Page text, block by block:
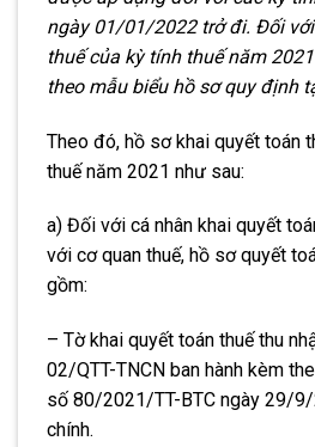
ngày 01/01/2022 trở đi. Đối
thuế của kỳ tính thuế năm
theo mẫu biểu hồ sơ quy định
Theo đó, hồ sơ khai quyết toán
thuế năm 2021 như sau:
a) Đối với cá nhân khai quyết
với cơ quan thuế, hồ sơ quyết
gồm:
– Tờ khai quyết toán thuế thu
02/QTT-TNCN ban hành kèm
số 80/2021/TT-BTC ngày 29/
chính.